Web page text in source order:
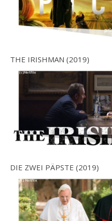
THE IRISHMAN (2019)
DIE ZWEI PÄPSTE (2019)